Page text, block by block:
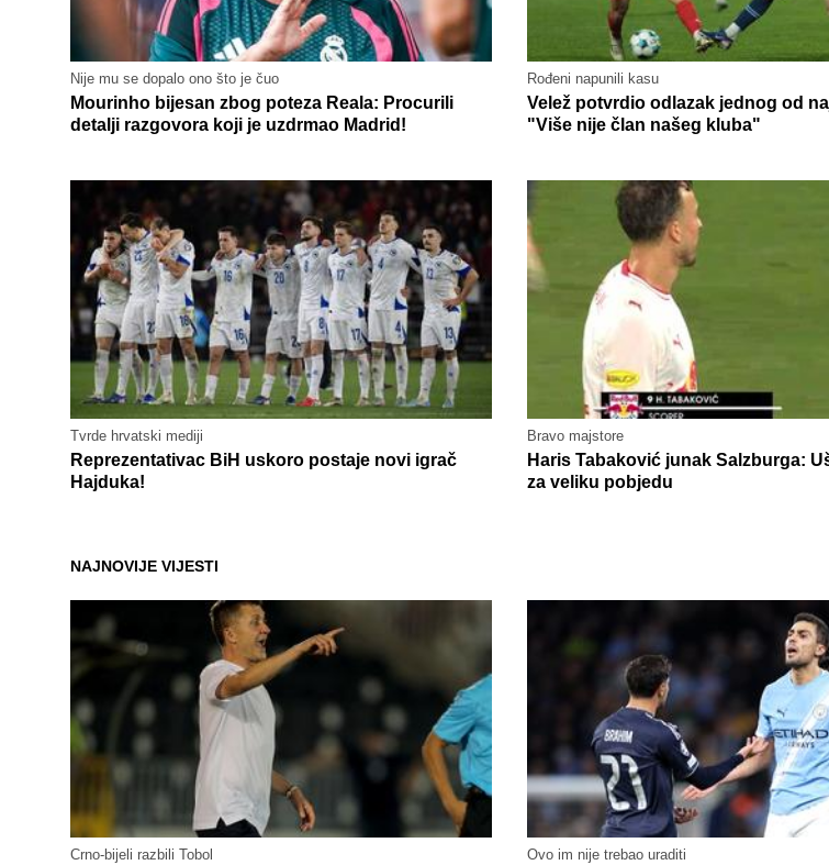
Nije mu se dopalo ono što je čuo
Mourinho bijesan zbog poteza Reala: Procurili
detalji razgovora koji je uzdrmao Madrid!
Rođeni napunili kasu
Velež potvrdio odlazak jednog od
"Više nije član našeg kluba"
Tvrde hrvatski mediji
Reprezentativac BiH uskoro postaje novi igrač
Hajduka!
Bravo majstore
Haris Tabaković junak Salzburga:
za veliku pobjedu
NAJNOVIJE VIJESTI
Crno-bijeli razbili Tobol Ovo im nije trebao uraditi